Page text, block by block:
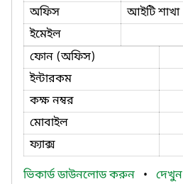
অফিস
আইটি শাখা
ইমেইল
ফোন (অফিস)
ইন্টারকম
কক্ষ নম্বর
মোবাইল
ফ্যাক্স
ভিকার্ড ডাউনলোড করুন • দেখুন